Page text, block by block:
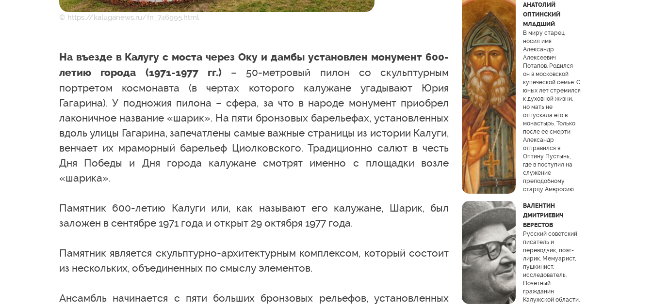
© https://kaluganews.ru/fn_746995.html
На въезде в Калугу с моста через Оку и дамбы установлен монумент 600-
летию города (1971-1977 гг.)– 50-метровый пилон со скульптурным
портретом космонавта (в чертах которого калужане угадывают Юрия
Гагарина). У подножия пилона – сфера, за что в народе монумент приобрел
лаконичное название «шарик». На пяти бронзовых барельефах, установленных
вдоль улицы Гагарина, запечатлены самые важные страницы из истории Калуги,
венчает их мраморный барельеф Циолковского. Традиционно салют в честь
Дня Победы и Дня города калужане смотрят именно с площадки возле
«шарика».
Памятник 600-летию Калуги или, как называют его калужане, Шарик, был
заложен в сентябре 1971 года и открыт 29 октября 1977 года.
Памятник является скульптурно-архитектурным комплексом, который состоит
из нескольких, объединенных по смыслу элементов.
Ансамбль начинается с пяти больших бронзовых рельефов, установленных
АНАТОЛИЙ
ОПТИНСКИЙ
МЛАДШИЙ
В миру старец
носил имя
Александр
Алексеевич
Потапов. Родился
он в московской
купеческой семье. С
юных лет стремился
к духовной жизни,
но мать не
отпускала его в
монастырь. Только
после ее смерти
Александр
отправился в
Оптину Пустынь,
где в поступил на
служение
преподобному
старцу Амвросию.
ВАЛЕНТИН
ДМИТРИЕВИЧ
БЕРЕСТОВ
Русский советский
писатель и
переводчик, поэт-
лирик. Мемуарист,
пушкинист,
исследователь.
Почетный
гражданин
Калужской области.